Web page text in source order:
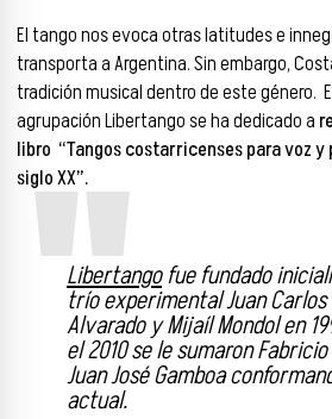
El tango nos evoca otras latitudes e
transporta a Argentina. Sin embargo,
tradición musical dentro de este género.
agrupación Libertango se ha dedicado a
libro “Tangos costarricenses para voz y
siglo XX”.
Libertangofue fundado
trío experimental Juan
Alvarado y Mijaíl Mondol en
el 2010 se le sumaron
Juan José Gamboa
actual.